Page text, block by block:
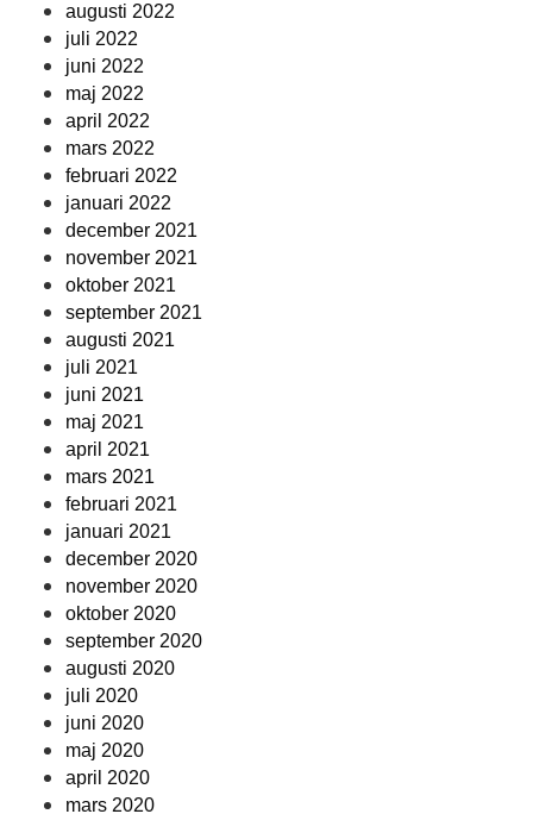
augusti 2022
juli 2022
juni 2022
maj 2022
april 2022
mars 2022
februari 2022
januari 2022
december 2021
november 2021
oktober 2021
september 2021
augusti 2021
juli 2021
juni 2021
maj 2021
april 2021
mars 2021
februari 2021
januari 2021
december 2020
november 2020
oktober 2020
september 2020
augusti 2020
juli 2020
juni 2020
maj 2020
april 2020
mars 2020